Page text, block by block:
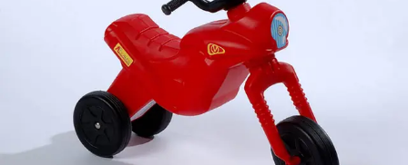
Asztali játékok
Nyári játékok
- Homokozójátékok
- Műanyag hajók
- Hinta, csúszda
- Ütők, dobálók
- Strandcikkek
- Egyéb nyári játékok
Lábbal hajtós
Ár
Darab
Kosárba
Szállítás:
- Csomagautomata: 1190
- Házhozszállítás: 2190